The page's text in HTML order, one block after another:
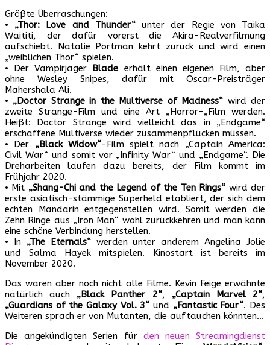
Größte Überraschungen:
• „Thor: Love and Thunder“unter der Regie von Taika
Waititi, der dafür vorerst die Akira-Realverfilmung
aufschiebt. Natalie Portman kehrt zurück und wird einen
„weiblichen Thor“ spielen.
• Der Vampirjäger Blade erhält einen eigenen Film, aber
ohne Wesley Snipes, dafür mit Oscar-Preisträger
Mahershala Ali.
• „Doctor Strange in the Multiverse of Madness“ wird der
zweite Strange-Film und eine Art „Horror-„Film werden.
Heißt: Doctor Strange wird vielleicht das in „Endgame“
erschaffene Multiverse wieder zusammenpflücken müssen.
• Der „Black Widow“-Film spielt nach „Captain America:
Civil War“ und somit vor „Infinity War“ und „Endgame“. Die
Dreharbeiten laufen dazu bereits, der Film kommt im
Frühjahr 2020.
• Mit „Shang-Chi and the Legend of the Ten Rings“ wird der
erste asiatisch-stämmige Superheld etabliert, der sich dem
echten Mandarin entgegenstellen wird. Somit werden die
Zehn Ringe aus „Iron Man“ wohl zurückkehren und man kann
eine schöne Verbindung herstellen.
• In „The Eternals“werden unter anderem Angelina Jolie
und Salma Hayek mitspielen. Kinostart ist bereits im
November 2020.
Das waren aber noch nicht alle Filme. Kevin Feige erwähnte
natürlich auch „Black Panther 2“, „Captain Marvel 2“,
„Guardians of the Galaxy Vol. 3“ und „Fantastic Four“. Des
Weiteren sprach er von Mutanten, die auftauchen könnten…
Die angekündigten Serien für den neuen Streamingdienst